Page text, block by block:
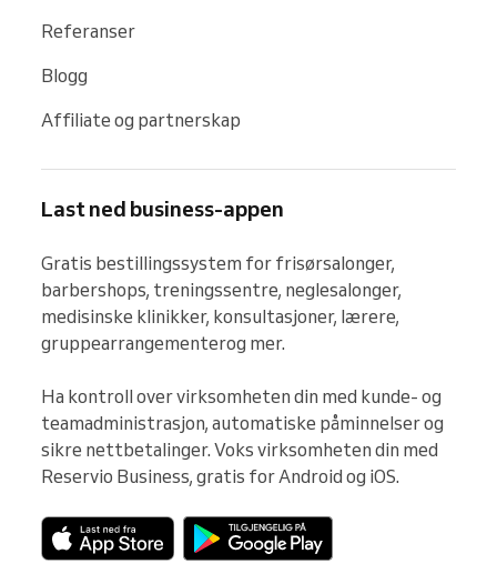
Referanser
Blogg
Affiliate og partnerskap
Last ned business-appen
Gratis bestillingssystem for frisørsalonger,
barbershops, treningssentre, neglesalonger,
medisinske klinikker, konsultasjoner, lærere,
gruppearrangementerog mer.
Ha kontroll over virksomheten din med kunde- og
teamadministrasjon, automatiske påminnelser og
sikre nettbetalinger. Voks virksomheten din med
Reservio Business, gratis for Android og iOS.